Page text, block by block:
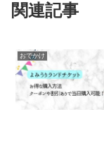
関連記事
おでかけ